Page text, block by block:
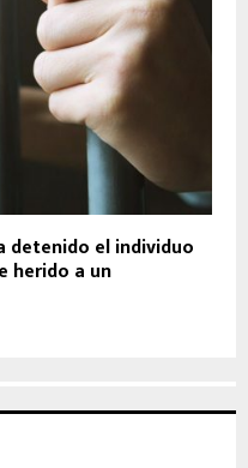
detenido el individuo
herido a un